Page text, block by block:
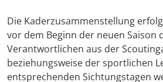
Die Kaderzusammenstellung
vor dem Beginn der neuen Saison
Verantwortlichen aus der
beziehungsweise der sportlichen
entsprechenden Sichtungstagen